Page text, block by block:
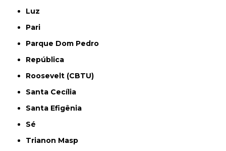
Luz
Pari
Parque Dom Pedro
República
Roosevelt (CBTU)
Santa Cecília
Santa Efigênia
Sé
Trianon Masp